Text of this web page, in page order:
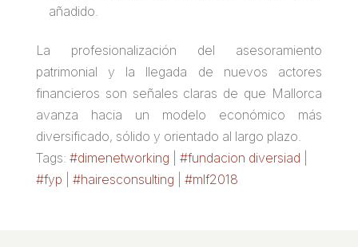
añadido.
La profesionalización del asesoramiento
patrimonial y la llegada de nuevos actores
financieros son señales claras de que Mallorca
avanza hacia un modelo económico más
diversificado, sólido y orientado al largo plazo.
Tags: #dimenetworking #fundacion diversiad
#fyp
#hairesconsulting #mlf2018